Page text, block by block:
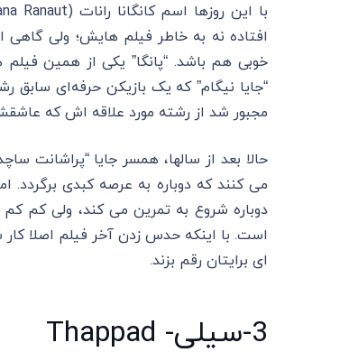
افتاده نه به خاطر فیلم هایش؛ ولی گاهی
خوبی هم باشد. “پانگا” یکی از همین
“جایا نیگام” که یک بازیکن حرفه‌ای سابق
مجبور شد از رشته مورد علاقه اش که
حالا بعد از سالها، همسر جایا “پراشانت
دوباره شروع به تمرین می کند، ولی کم
است. با اینکه حدس زدن آخر فیلم اصلا
ای برایتان رقم بزند.
3-سیلی- Thappad